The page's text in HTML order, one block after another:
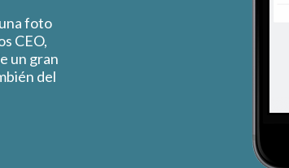
foto
CEO,
un gran
del